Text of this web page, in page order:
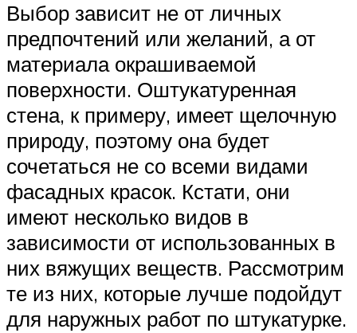
Выбор зависит не от личных
предпочтений или желаний, а от
материала окрашиваемой
поверхности. Оштукатуренная
стена, к примеру, имеет щелочную
природу, поэтому она будет
сочетаться не со всеми видами
фасадных красок. Кстати, они
имеют несколько видов в
зависимости от использованных в
них вяжущих веществ. Рассмотрим
те из них, которые лучше подойдут
для наружных работ по штукатурке.